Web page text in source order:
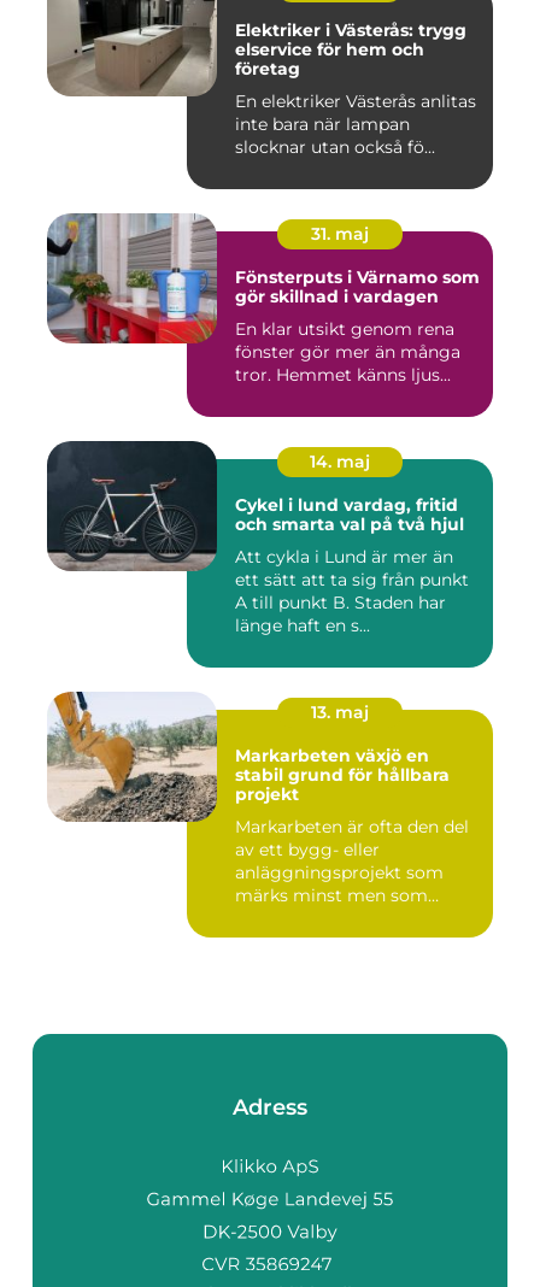
Elektriker i Västerås: trygg
elservice för hem och
företag
En elektriker Västerås anlitas
inte bara när lampan
slocknar utan också fö...
31. maj
Fönsterputs i Värnamo som
gör skillnad i vardagen
En klar utsikt genom rena
fönster gör mer än många
tror. Hemmet känns ljus...
14. maj
Cykel i lund vardag, fritid
och smarta val på två hjul
Att cykla i Lund är mer än
ett sätt att ta sig från punkt
A till punkt B. Staden har
länge haft en s...
13. maj
Markarbeten växjö en
stabil grund för hållbara
projekt
Markarbeten är ofta den del
av ett bygg- eller
anläggningsprojekt som
märks minst men som
Adress